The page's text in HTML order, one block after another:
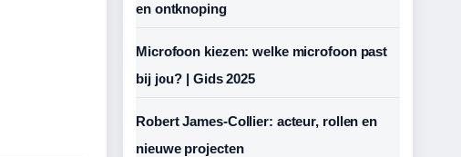
en ontknoping
Microfoon kiezen: welke microfoon past
bij jou? | Gids 2025
Robert James-Collier: acteur, rollen en
nieuwe projecten